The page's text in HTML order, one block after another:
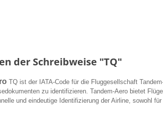
der Schreibweise "TQ"
TQ ist der IATA-Code für die Fluggesellschaft
zu identifizieren. Tandem-Aero bietet
und eindeutige Identifizierung der Airline, sowohl